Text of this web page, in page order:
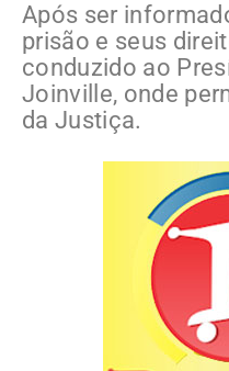
Após ser
prisão e seus
conduzido ao
Joinville, onde
da Justiça.